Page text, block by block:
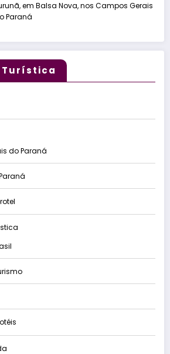
em Balsa Nova, nos Campos Gerais
Paraná
Turística
do Paraná